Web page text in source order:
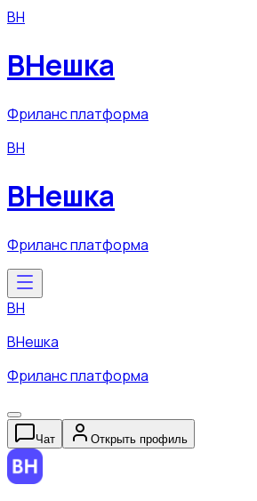
ВН
ВНешка
Фриланс платформа
ВН
ВНешка
Фриланс платформа
ВН
ВНешка
Фриланс платформа
Чат Открыть профиль